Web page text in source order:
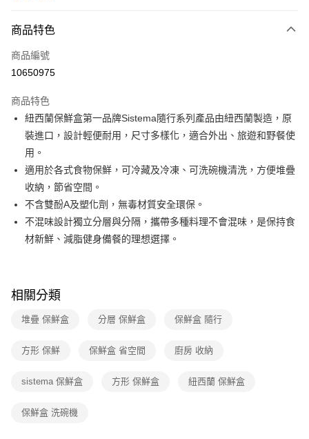
3 期 0 利率 每期
合作金庫商業銀行
上海商業儲蓄銀行
臺灣中小企業銀行
匯豐（台灣）商業銀行
華泰商業銀行
聯邦商業銀行
遠東國際商業銀行
元大商業銀行
玉山商業銀行
星展（台灣）商業銀行
台灣樂天信用卡公司
合作金庫商業銀行
上海商業儲蓄銀行
國泰世華商業銀行
兆豐國際商業銀行
匯豐（台灣）商業銀行
華泰商業銀行
聯邦商業銀行
元大商業銀行
永豐商業銀行
玉山商業銀行
台新國際商業銀行
中國信託商業銀行
即享券
LINE Pay
Apple Pay
街口支付
Google Pay
大哥付你分期
相關說明
【大哥付你分期使用說明】
1.本服務由台灣大哥大提供，台灣大哥大用戶可立即使用無須另外申請。
3.實際核准額度、可分期數及費用金額請依後續交易確認頁面所載為準。
消。如遇「轉專審核」未通過狀況，表示未達大哥付你分期系統評分，恕無
【繳款方式說明】
1.分期款項不併入電信帳單，「大哥付你分期」於每月結算日後寄送繳費提
2.透過簡訊連結打開帳單後，可選擇「超商條碼／台灣大直營門市／銀行轉
【注意事項】
ATM付款
宅配
每筆NT$100，滿NT$999(含以上)免運費
付款後門市自取
商品特色
商品編號
10650975
商品特色
紐西蘭保鮮盒第一品牌Sistema隨行系列產品由紐西蘭製造，原
裝進口，設計輕便耐用，尺寸多樣化，適合外出、旅遊和野餐使
用。
適用於各式食物保鮮，可冷藏及冷凍、可洗碗機清洗，方便堆疊
收納，節省空間。
不含雙酚A及塑化劑，無毒材質安全環保。
不混味設計獨立分層與分隔，攜帶多種料理不會混味，是保持食
材新鮮、減脂健身備餐的理想選擇。
相關分類
堆疊 保鮮盒 分層 保鮮盒 保鮮盒 隨行
方形 保鮮 保鮮盒 省空間 廚房 收納
sistema 保鮮盒 方形 保鮮盒 紐西蘭 保鮮盒
保鮮盒 洗碗機